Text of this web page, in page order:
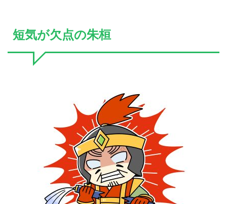
短気が欠点の朱桓